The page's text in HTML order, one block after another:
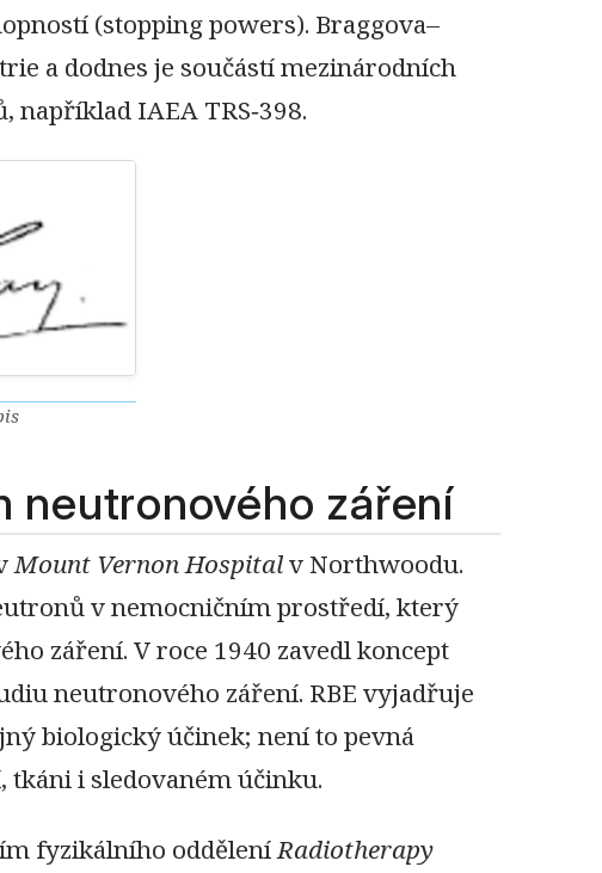
(stopping powers). Braggova–
a dodnes je součástí mezinárodních
IAEA TRS‑398.
neutronového záření
Mount Vernon Hospitalv Northwoodu.
v nemocničním prostředí, který
záření. V roce 1940 zavedl koncept
neutronového záření. RBE vyjadřuje
biologický účinek; není to pevná
tkáni i sledovaném účinku.
fyzikálního odděleníRadiotherapy